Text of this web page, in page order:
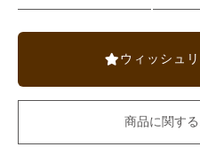
ウィッシュ
商品に関す